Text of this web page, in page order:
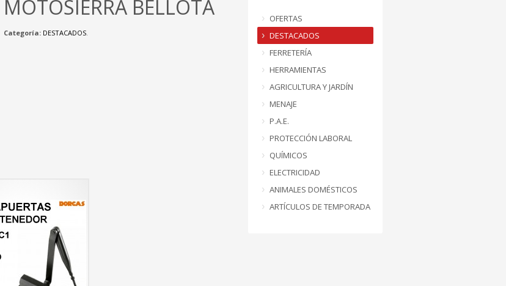
MOTOSIERRA BELLOTA
Categoría: DESTACADOS.
OFERTAS
DESTACADOS
FERRETERÍA
HERRAMIENTAS
AGRICULTURA Y JARDÍN
MENAJE
P.A.E.
PROTECCIÓN LABORAL
QUÍMICOS
ELECTRICIDAD
ANIMALES DOMÉSTICOS
ARTÍCULOS DE TEMPORADA